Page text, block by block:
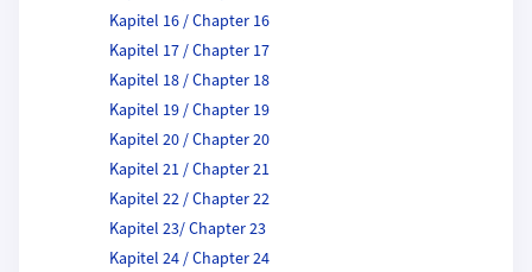
Kapitel 16 / Chapter 16
Kapitel 17 / Chapter 17
Kapitel 18 / Chapter 18
Kapitel 19 / Chapter 19
Kapitel 20 / Chapter 20
Kapitel 21 / Chapter 21
Kapitel 22 / Chapter 22
Kapitel 23/ Chapter 23
Kapitel 24 / Chapter 24